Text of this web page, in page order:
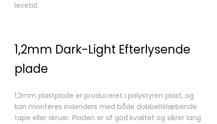
levetid.
1,2mm Dark-Light Efterlysende
plade
1,2mm plastplade er produceret i polystyren plast, og
kan monteres indendørs med både dobbeltklæbende
tape eller skruer. Pladen er af god kvalitet og sikrer lang